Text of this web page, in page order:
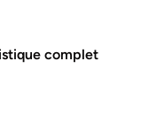
complet